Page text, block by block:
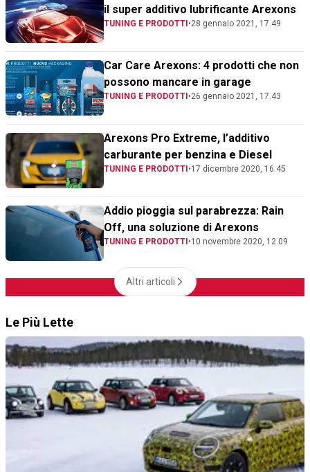
il super additivo lubrificante Arexons
TUNING E PRODOTTI•28 gennaio 2021, 17.49
Car Care Arexons: 4 prodotti che non
possono mancare in garage
TUNING E PRODOTTI•26 gennaio 2021, 17.43
Arexons Pro Extreme, l’additivo
carburante per benzina e Diesel
TUNING E PRODOTTI•17 dicembre 2020, 16.45
Addio pioggia sul parabrezza: Rain
Off, una soluzione di Arexons
TUNING E PRODOTTI•10 novembre 2020, 12.09
Altri articoli
Le Più Lette